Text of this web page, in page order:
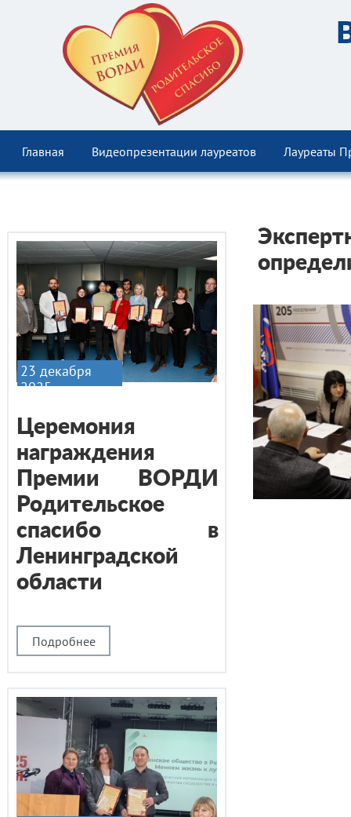
Главная Видеопрезентации лауреатов Лауреаты
Подробнее
Церемония
награждения
Премии ВОРДИ
Родительское
спасибо в
Ленинградской
области
23 декабря
2025